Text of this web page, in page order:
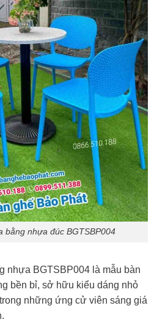
bằng nhựa đúc BGTSBP004
nhựa BGTSBP004 là mẫu bàn
bền bỉ, sở hữu kiểu dáng nhỏ
những ứng cử viên sáng giá